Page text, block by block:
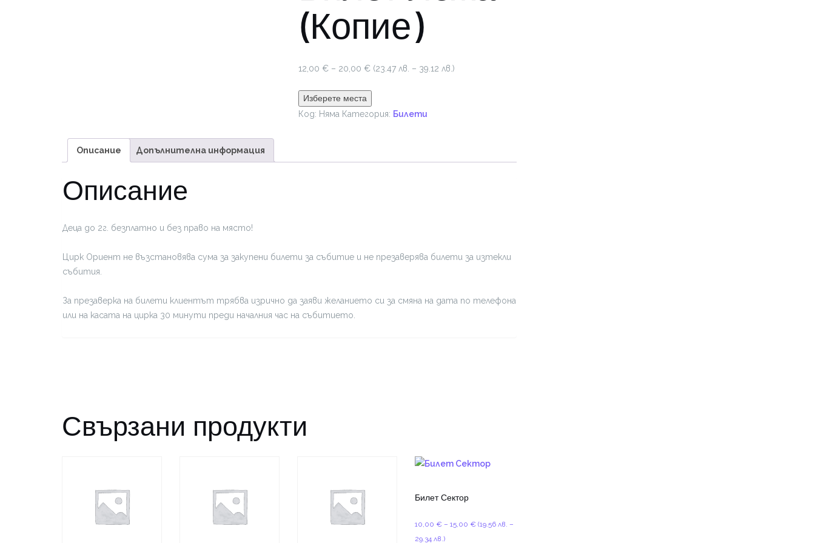
(Копие)
12,00 € – 20,00 €Price
through
(23.47 лв. – 39.12 лв.)
Изберете места
Код: Няма Категория: Билети
Описание Допълнителна информация
Описание
Деца до 2г. безплатно и без право на място!
Цирк Ориент не възстановява сума за закупени билети за събитие и не презаверява билети за изтекли
събития.
За презаверка на билети клиентът трябва изрично да заяви желанието си за смяна на дата по телефона
или на касата на цирка 30 минути преди началния час на събитието.
Свързани продукти
Билет Сектор
10,00 € – 15,00 €Price
(19.56 лв. –
29.34 лв.)